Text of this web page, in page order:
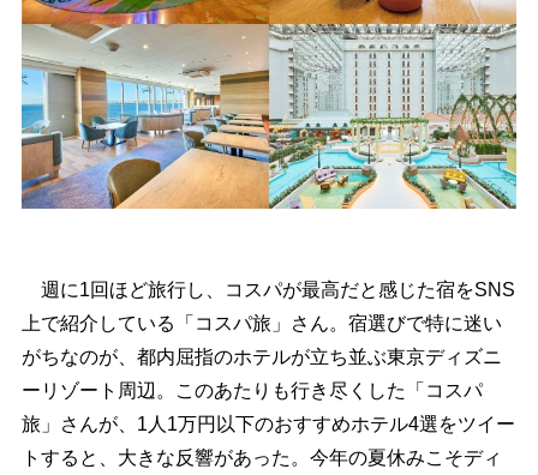
週に1回ほど旅行し、コスパが最高だと感じた宿をSNS
上で紹介している「コスパ旅」さん。宿選びで特に迷い
がちなのが、都内屈指のホテルが立ち並ぶ東京ディズニ
ーリゾート周辺。このあたりも行き尽くした「コスパ
旅」さんが、1人1万円以下のおすすめホテル4選をツイー
トすると、大きな反響があった。今年の夏休みこそディ